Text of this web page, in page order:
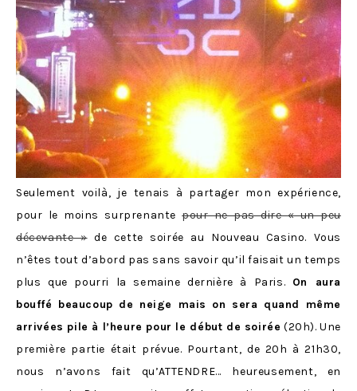
Seulement voilà, je tenais à partager mon expérience,
pour le moins surprenantepour ne pas dire « un peu
décevante »de cette soirée au Nouveau Casino. Vous
n’êtes tout d’abord pas sans savoir qu’il faisait un temps
plus que pourri la semaine dernière à Paris. On aura
bouffé beaucoup de neige mais on sera quand même
arrivées pile à l’heure pour le début de soirée (20h). Une
première partie était prévue. Pourtant, de 20h à 21h30,
nous n’avons fait qu’ATTENDRE… heureusement, en